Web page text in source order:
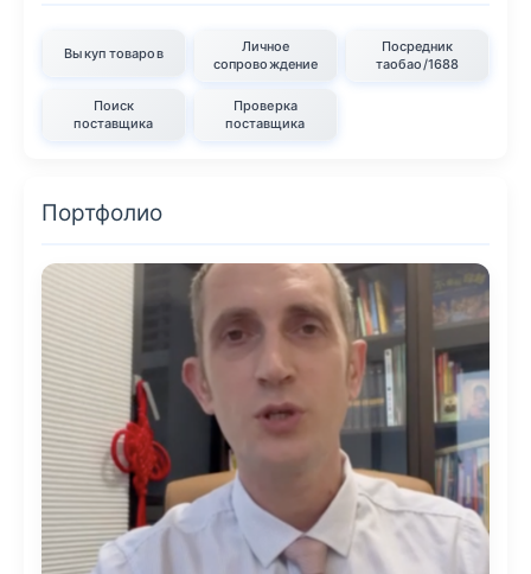
Выкуп товаров
Личное
сопровождение
Посредник
таобао/1688
Поиск
поставщика
Проверка
поставщика
Портфолио